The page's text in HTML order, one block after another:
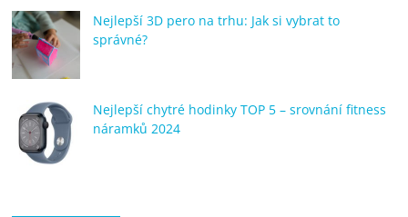
Nejlepší 3D pero na trhu: Jak si vybrat to
správné?
Nejlepší chytré hodinky TOP 5 – srovnání fitness
náramků 2024